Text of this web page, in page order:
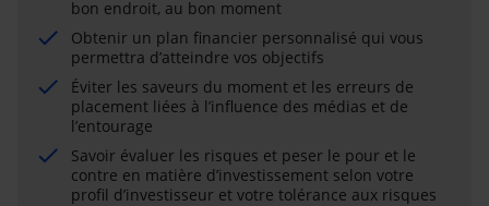
bon endroit, au bon moment
Obtenir un plan financier personnalisé qui vous
permettra d’atteindre vos objectifs
Éviter les saveurs du moment et les erreurs de
placement liées à l’influence des médias et de
l’entourage
Savoir évaluer les risques et peser le pour et le
contre en matière d’investissement selon votre
profil d’investisseur et votre tolérance aux risques